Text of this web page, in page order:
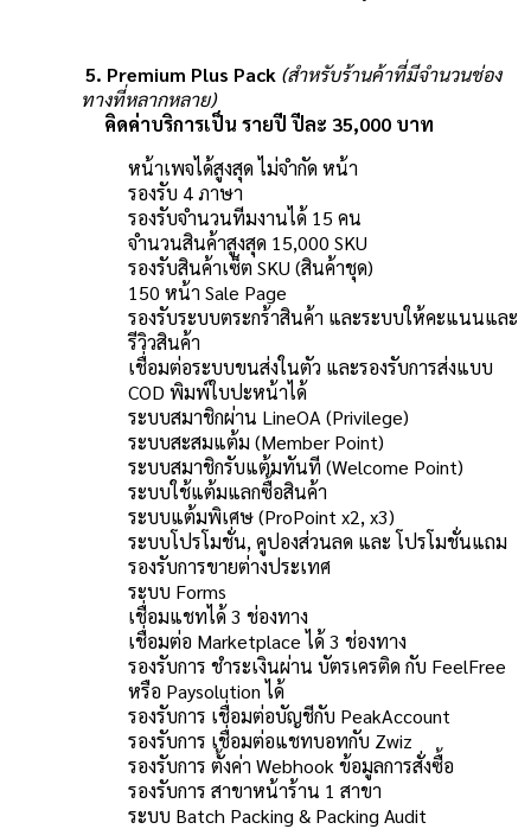
5. Premium Plus Pack (สำหรับร้านค้าที่มีจำนวนช่อง
ทางที่หลากหลาย)
คิดค่าบริการเป็น รายปี ปีละ 35,000 บาท
หน้าเพจได้สูงสุด ไม่จำกัด หน้า
รองรับ 4 ภาษา
รองรับจำนวนทีมงานได้ 15 คน
จำนวนสินค้าสูงสุด 15,000 SKU
รองรับสินค้าเซ็ต SKU (สินค้าชุด)
150 หน้า Sale Page
รองรับระบบตระกร้าสินค้า และระบบให้คะแนนและ
รีวิวสินค้า
เชื่อมต่อระบบขนส่งในตัว และรองรับการส่งแบบ
COD พิมพ์ใบปะหน้าได้
ระบบสมาชิกผ่าน LineOA (Privilege)
ระบบสะสมแต้ม (Member Point)
ระบบสมาชิกรับแต้มทันที (Welcome Point)
ระบบใช้แต้มแลกซื้อสินค้า
ระบบแต้มพิเศษ (ProPoint x2, x3)
ระบบโปรโมชั่น, คูปองส่วนลด และ โปรโมชั่นแถม
รองรับการขายต่างประเทศ
ระบบ Forms
เชื่อมแชทได้ 3 ช่องทาง
เชื่อมต่อ Marketplace ได้ 3 ช่องทาง
รองรับการ ชำระเงินผ่าน บัตรเครติด กับ FeelFree
หรือ Paysolution ได้
รองรับการ เชื่อมต่อบัญชีกับ PeakAccount
รองรับการ เชื่อมต่อแชทบอทกับ Zwiz
รองรับการ ตั้งค่า Webhook ข้อมูลการสั่งซื้อ
รองรับการ สาขาหน้าร้าน 1 สาขา
ระบบ Batch Packing & Packing Audit